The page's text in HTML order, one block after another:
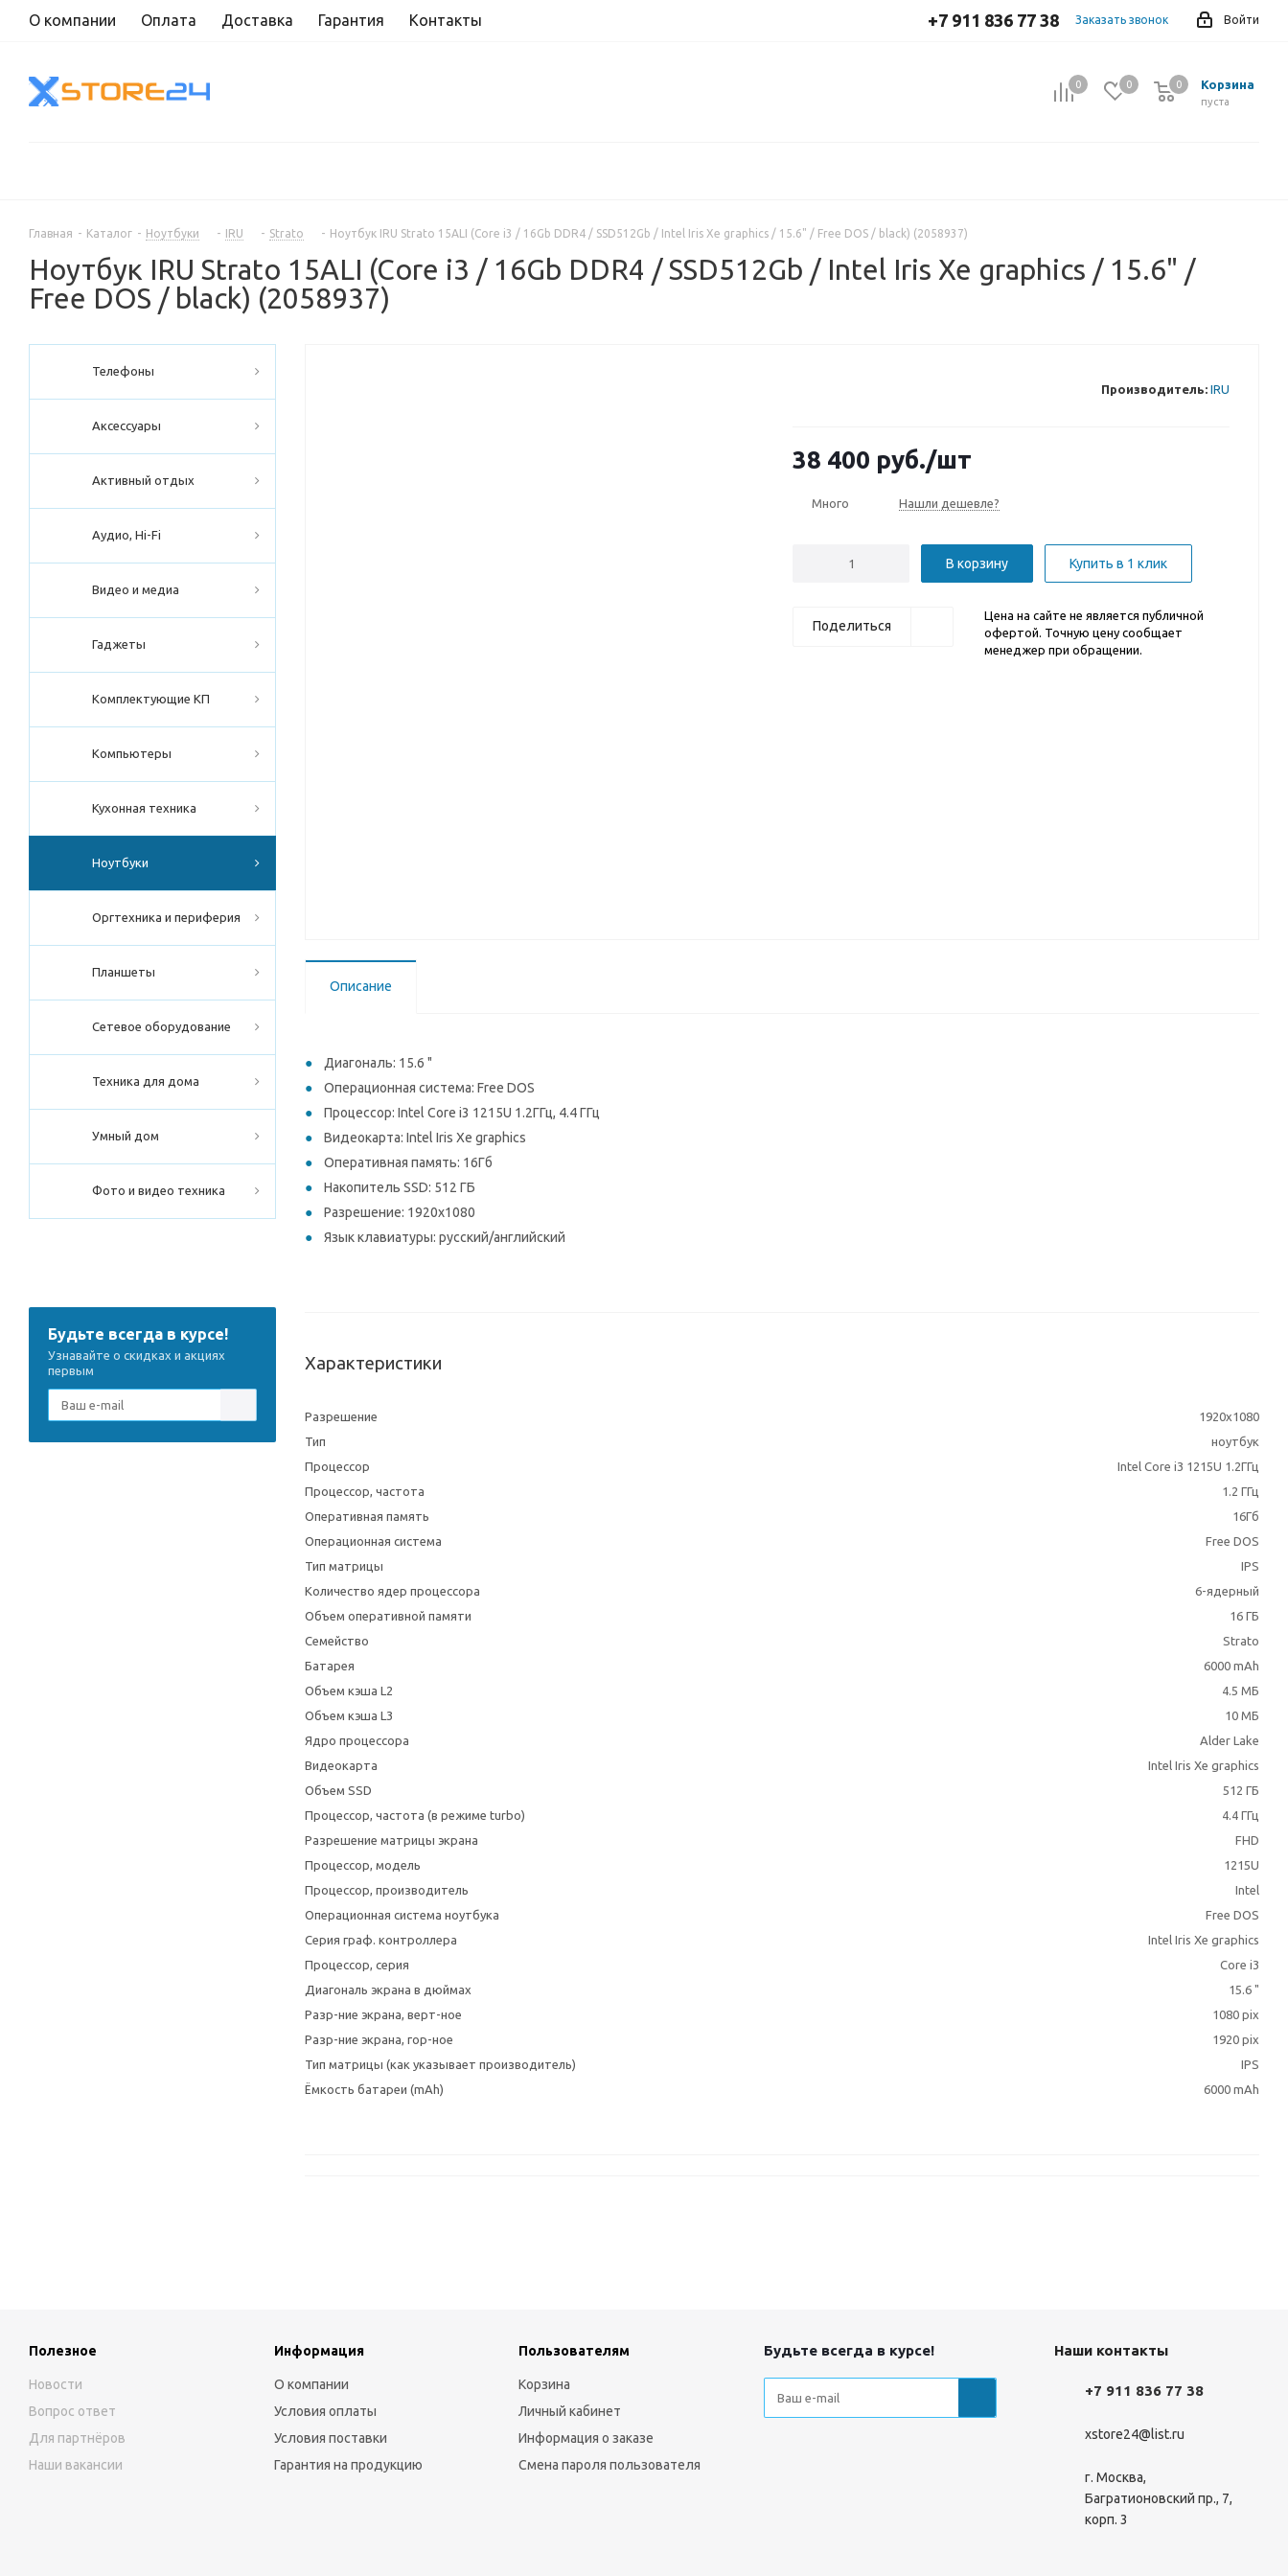
О компании Оплата Доставка Гарантия Контакты Войти
+7 911 836 77 38 Заказать звонок
0 0 Корзина
0
пуста
0
Главная - Каталог - Ноутбуки - IRU - Strato - Ноутбук IRU Strato 15ALI (Core i3 / 16Gb DDR4 / SSD512Gb / Intel Iris Xe graphics / 15.6" / Free DOS / black) (2058937)
Ноутбук IRU Strato 15ALI (Core i3 / 16Gb DDR4 / SSD512Gb / Intel Iris Xe graphics / 15.6" /
Free DOS / black) (2058937)
Производитель: IRU
38 400 руб./шт
Много Нашли дешевле?
В корзину Купить в 1 клик
Поделиться
Цена на сайте не является публичной
офертой. Точную цену сообщает
менеджер при обращении.
Описание
Диагональ: 15.6 "
Операционная система: Free DOS
Процессор: Intel Core i3 1215U 1.2ГГц, 4.4 ГГц
Видеокарта: Intel Iris Xe graphics
Оперативная память: 16Гб
Накопитель SSD: 512 ГБ
Разрешение: 1920x1080
Язык клавиатуры: русский/английский
Характеристики
Разрешение
1920x1080
Тип
ноутбук
Процессор
Intel Core i3 1215U 1.2ГГц
Процессор, частота
1.2 ГГц
Оперативная память
16Гб
Операционная система
Free DOS
Тип матрицы
IPS
Количество ядер процессора
6-ядерный
Объем оперативной памяти
16 ГБ
Семейство
Strato
Батарея
6000 mAh
Объем кэша L2
4.5 МБ
Объем кэша L3
10 МБ
Ядро процессора
Alder Lake
Видеокарта
Intel Iris Xe graphics
Объем SSD
512 ГБ
Процессор, частота (в режиме turbo)
4.4 ГГц
Разрешение матрицы экрана
FHD
Процессор, модель
1215U
Процессор, производитель
Intel
Операционная система ноутбука
Free DOS
Серия граф. контроллера
Intel Iris Xe graphics
Процессор, серия
Core i3
Диагональ экрана в дюймах
15.6 "
Разр-ние экрана, верт-ное
1080 pix
Разр-ние экрана, гор-ное
1920 pix
Тип матрицы (как указывает производитель)
IPS
Ёмкость батареи (mAh)
6000 mAh
Телефоны
Аксессуары
Активный отдых
Аудио, Hi-Fi
Видео и медиа
Гаджеты
Комплектующие КП
Компьютеры
Кухонная техника
Ноутбуки
Оргтехника и периферия
Планшеты
Сетевое оборудование
Техника для дома
Умный дом
Фото и видео техника
Будьте всегда в курсе!
Узнавайте о скидках и акциях
первым
Полезное
Новости
Вопрос ответ
Для партнёров
Наши вакансии
Информация
О компании
Условия оплаты
Условия поставки
Гарантия на продукцию
Пользователям
Корзина
Личный кабинет
Информация о заказе
Смена пароля пользователя
Будьте всегда в курсе! Наши контакты
+7 911 836 77 38
xstore24@list.ru
г. Москва,
Багратионовский пр., 7,
корп. 3